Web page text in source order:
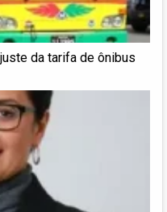
da tarifa de ônibus